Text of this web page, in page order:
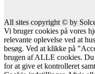
All sites copyright © by
Vi bruger cookies på vores
relevante oplevelse ved at
besøg. Ved at klikke på
brugen af ALLE cookies.
for at give et kontrolleret